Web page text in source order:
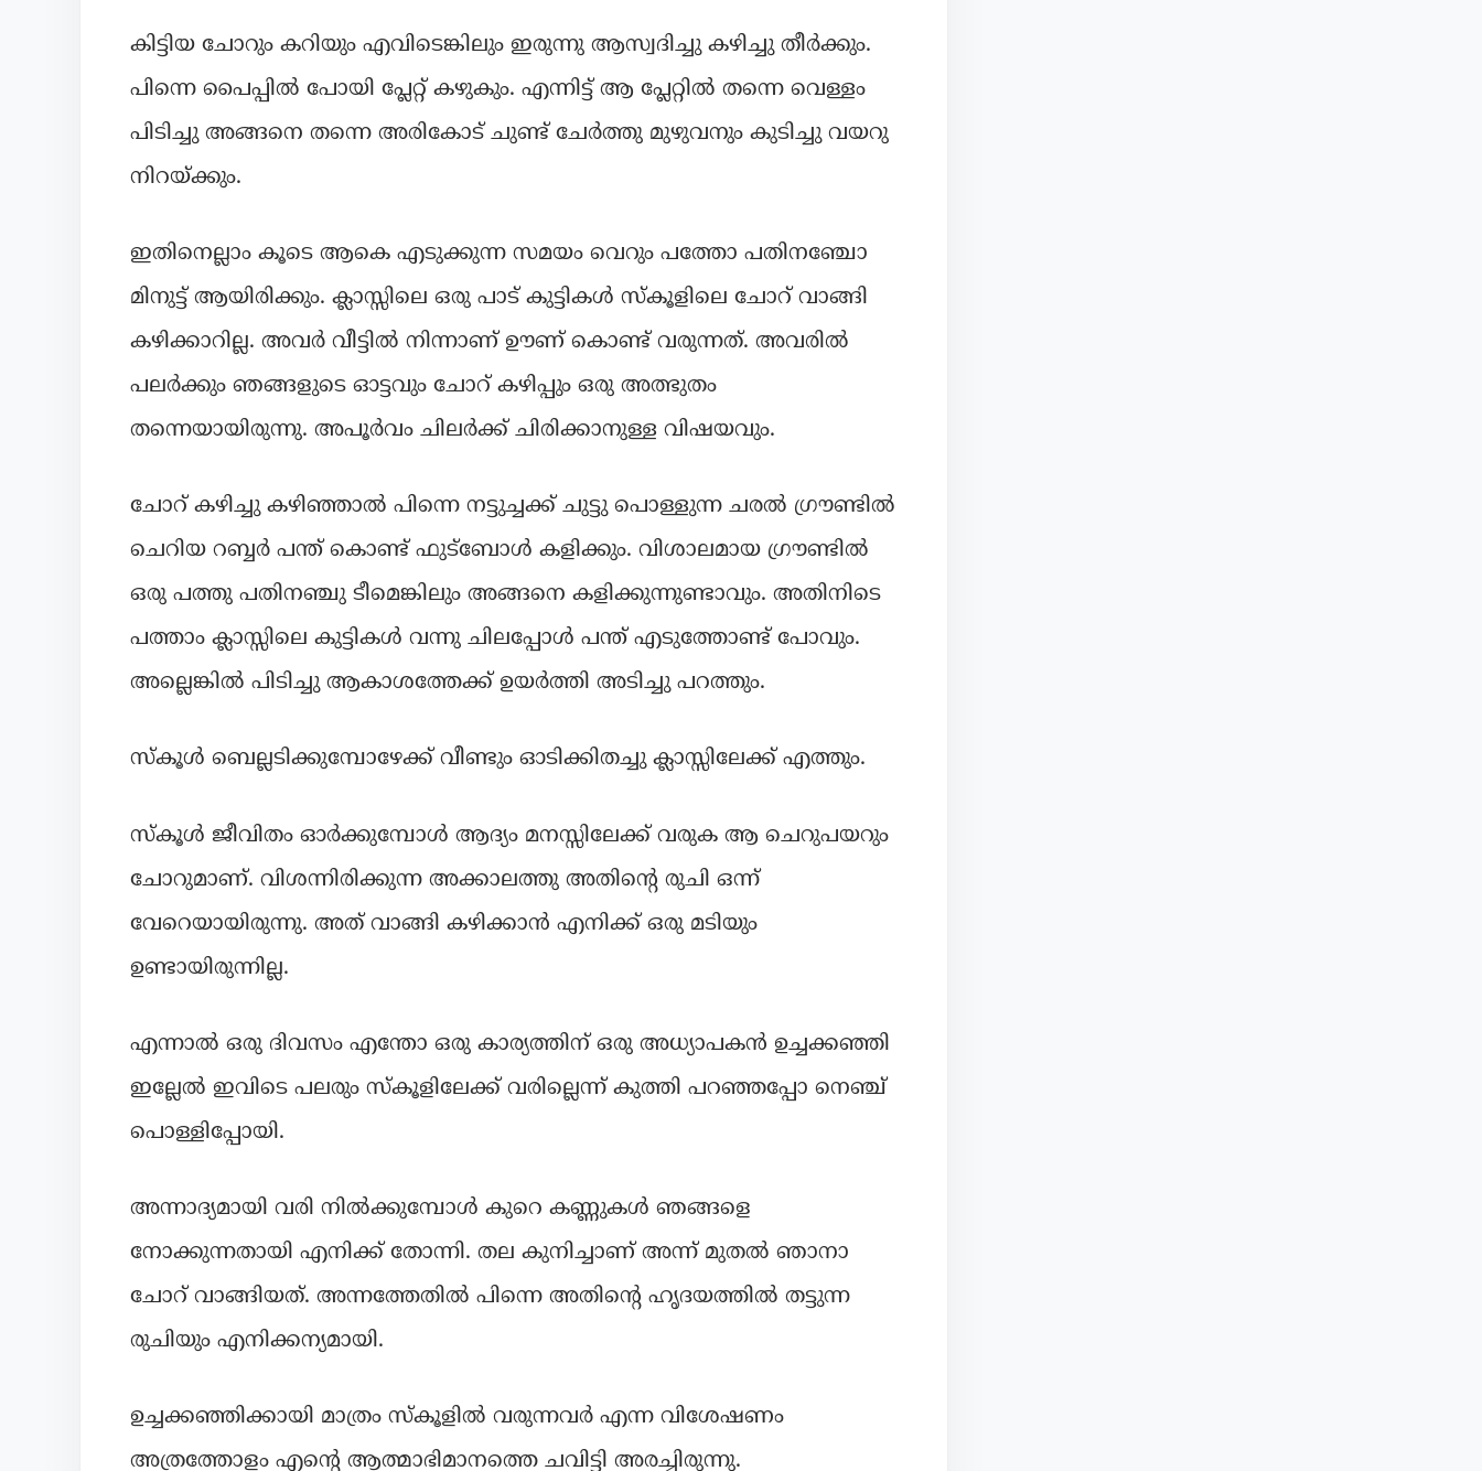
കിട്ടിയ ചോറും കറിയും എവിടെങ്കിലും ഇരുന്നു ആസ്വദിച്ചു കഴിച്ചു തീർക്കും.
പിന്നെ പൈപ്പിൽ പോയി പ്ലേറ്റ് കഴുകും. എന്നിട്ട് ആ പ്ലേറ്റിൽ തന്നെ വെള്ളം
പിടിച്ചു അങ്ങനെ തന്നെ അരികോട് ചുണ്ട് ചേർത്തു മുഴുവനും കുടിച്ചു വയറു
നിറയ്ക്കും.
ഇതിനെല്ലാം കൂടെ ആകെ എടുക്കുന്ന സമയം വെറും പത്തോ പതിനഞ്ചോ
മിനുട്ട് ആയിരിക്കും. ക്ലാസ്സിലെ ഒരു പാട് കുട്ടികൾ സ്കൂളിലെ ചോറ് വാങ്ങി
കഴിക്കാറില്ല. അവർ വീട്ടിൽ നിന്നാണ് ഊണ് കൊണ്ട് വരുന്നത്. അവരിൽ
പലർക്കും ഞങ്ങളുടെ ഓട്ടവും ചോറ് കഴിപ്പും ഒരു അത്ഭുതം
തന്നെയായിരുന്നു. അപൂർവം ചിലർക്ക് ചിരിക്കാനുള്ള വിഷയവും.
ചോറ് കഴിച്ചു കഴിഞ്ഞാൽ പിന്നെ നട്ടുച്ചക്ക് ചുട്ടു പൊള്ളുന്ന ചരൽ ഗ്രൗണ്ടിൽ
ചെറിയ റബ്ബർ പന്ത് കൊണ്ട് ഫുട്ബോൾ കളിക്കും. വിശാലമായ ഗ്രൗണ്ടിൽ
ഒരു പത്തു പതിനഞ്ചു ടീമെങ്കിലും അങ്ങനെ കളിക്കുന്നുണ്ടാവും. അതിനിടെ
പത്താം ക്ലാസ്സിലെ കുട്ടികൾ വന്നു ചിലപ്പോൾ പന്ത് എടുത്തോണ്ട് പോവും.
അല്ലെങ്കിൽ പിടിച്ചു ആകാശത്തേക്ക് ഉയർത്തി അടിച്ചു പറത്തും.
സ്കൂൾ ബെല്ലടിക്കുമ്പോഴേക്ക് വീണ്ടും ഓടിക്കിതച്ചു ക്ലാസ്സിലേക്ക് എത്തും.
സ്കൂൾ ജീവിതം ഓർക്കുമ്പോൾ ആദ്യം മനസ്സിലേക്ക് വരുക ആ ചെറുപയറും
ചോറുമാണ്. വിശന്നിരിക്കുന്ന അക്കാലത്തു അതിന്റെ രുചി ഒന്ന്
വേറെയായിരുന്നു. അത് വാങ്ങി കഴിക്കാൻ എനിക്ക് ഒരു മടിയും
ഉണ്ടായിരുന്നില്ല.
എന്നാൽ ഒരു ദിവസം എന്തോ ഒരു കാര്യത്തിന് ഒരു അധ്യാപകൻ ഉച്ചക്കഞ്ഞി
ഇല്ലേൽ ഇവിടെ പലരും സ്കൂളിലേക്ക് വരില്ലെന്ന് കുത്തി പറഞ്ഞപ്പോ നെഞ്ച്
പൊള്ളിപ്പോയി.
അന്നാദ്യമായി വരി നിൽക്കുമ്പോൾ കുറെ കണ്ണുകൾ ഞങ്ങളെ
നോക്കുന്നതായി എനിക്ക് തോന്നി. തല കുനിച്ചാണ് അന്ന് മുതൽ ഞാനാ
ചോറ് വാങ്ങിയത്. അന്നത്തേതിൽ പിന്നെ അതിന്റെ ഹൃദയത്തിൽ തട്ടുന്ന
രുചിയും എനിക്കന്യമായി.
ഉച്ചക്കഞ്ഞിക്കായി മാത്രം സ്കൂളിൽ വരുന്നവർ എന്ന വിശേഷണം
അത്രത്തോളം എന്റെ ആത്മാഭിമാനത്തെ ചവിട്ടി അരച്ചിരുന്നു.